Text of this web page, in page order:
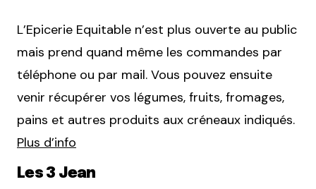
L’Epicerie Equitable n’est plus ouverte au public
mais prend quand même les commandes par
téléphone ou par mail. Vous pouvez ensuite
venir récupérer vos légumes, fruits, fromages,
pains et autres produits aux créneaux indiqués.
Plus d’info
Les 3 Jean